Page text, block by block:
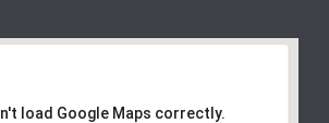
load Google Maps correctly.